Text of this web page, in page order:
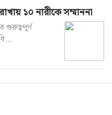
১০ নারীকে সম্মাননা
গুরুত্বপূর্ণ
...